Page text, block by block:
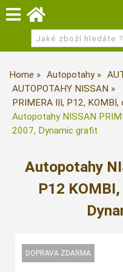
Home Autopotahy
AUTOPOTAHY NISSAN
PRIMERA III, P12,
Autopotahy NISSAN
2007, Dynamic grafit
Autopotahy
P12